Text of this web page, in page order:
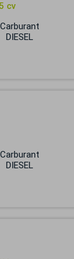
cv
Carburant
DIESEL
Carburant
DIESEL